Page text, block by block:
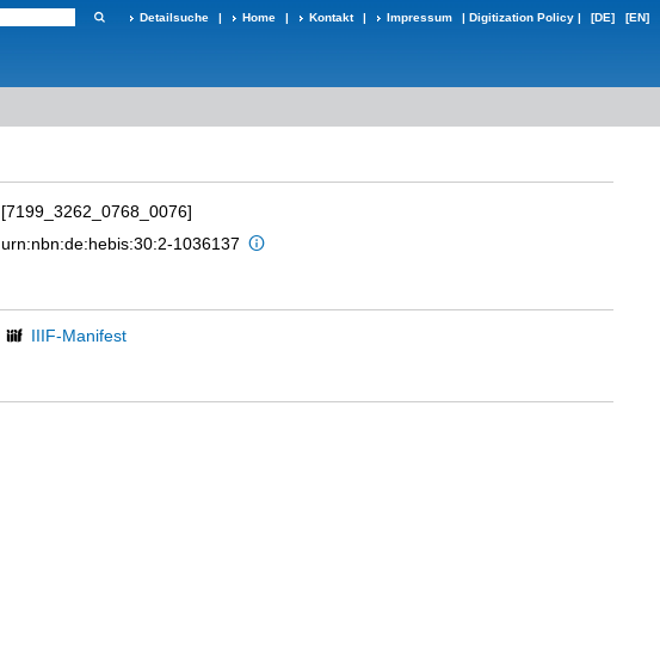
Detailsuche | Home | Kontakt | Impressum | Digitization Policy | [DE] [EN]
[7199_3262_0768_0076]
urn:nbn:de:hebis:30:2-1036137
IIIF-Manifest